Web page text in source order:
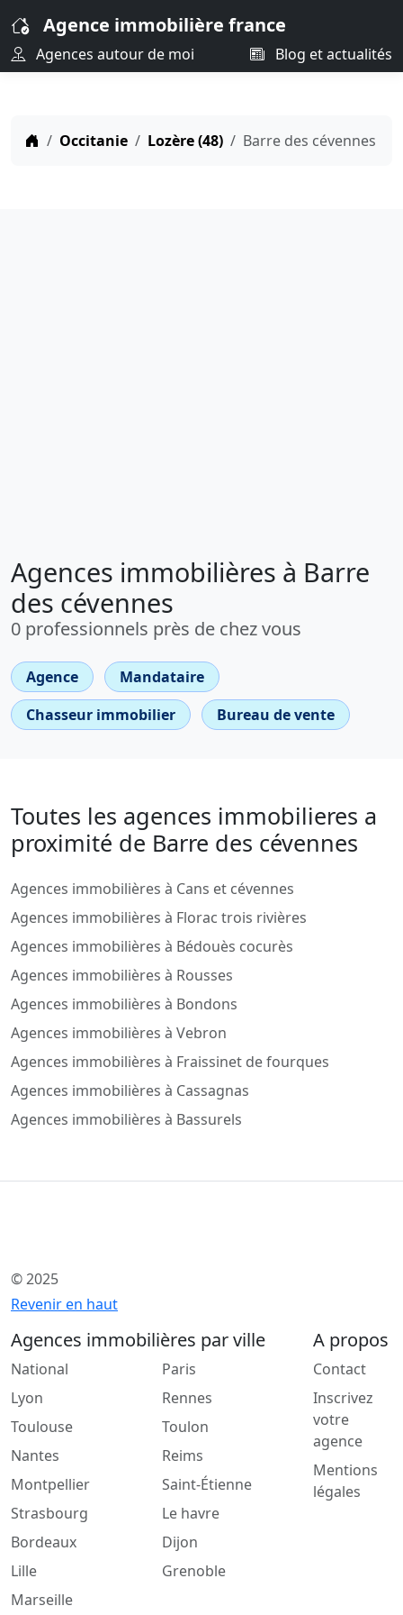
Agence immobilière france
Agences autour de moi Blog et actualités
Occitanie Lozère (48) Barre des cévennes
Agences immobilières à Barre
des cévennes
0 professionnels près de chez vous
Agence
Mandataire
Chasseur immobilier
Bureau de vente
Toutes les agences immobilieres a
proximité de Barre des cévennes
Agences immobilières à Cans et cévennes
Agences immobilières à Florac trois rivières
Agences immobilières à Bédouès cocurès
Agences immobilières à Rousses
Agences immobilières à Bondons
Agences immobilières à Vebron
Agences immobilières à Fraissinet de fourques
Agences immobilières à Cassagnas
Agences immobilières à Bassurels
© 2025
Revenir en haut
Agences immobilières par ville
National
Lyon
Toulouse
Nantes
Montpellier
Strasbourg
Bordeaux
Lille
Marseille
Paris
Rennes
Toulon
Reims
Saint-Étienne
Le havre
Dijon
Grenoble
A propos
Contact
Inscrivez
votre
agence
Mentions
légales